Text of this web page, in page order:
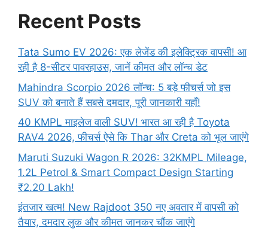
Recent Posts
Tata Sumo EV 2026: एक लेजेंड की इलेक्ट्रिक वापसी! आ
रही है 8-सीटर पावरहाउस, जानें कीमत और लॉन्च डेट
Mahindra Scorpio 2026 लॉन्च: 5 बड़े फीचर्स जो इस
SUV को बनाते हैं सबसे दमदार, पूरी जानकारी यहाँ!
40 KMPL माइलेज वाली SUV! भारत आ रही है Toyota
RAV4 2026, फीचर्स ऐसे कि Thar और Creta को भूल जाएंगे
Maruti Suzuki Wagon R 2026: 32KMPL Mileage,
1.2L Petrol & Smart Compact Design Starting
₹2.20 Lakh!
इंतजार खत्म! New Rajdoot 350 नए अवतार में वापसी को
तैयार, दमदार लुक और कीमत जानकर चौंक जाएंगे